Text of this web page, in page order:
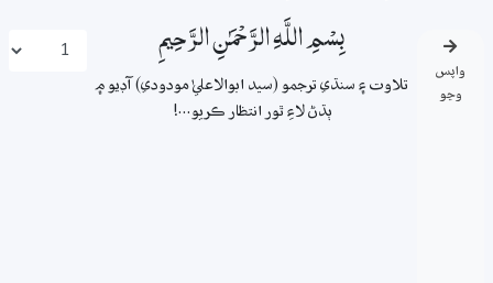
واپس
وڃو
بِسْمِ اللَّـهِ الرَّحْمَـٰنِ الرَّحِيمِ
تلاوت ۽ سنڌي ترجمو (سيد ابوالاعليٰ مودودي) آڊيو ۾
ٻڌڻ لاءِ ٿور انتظار ڪريو...!